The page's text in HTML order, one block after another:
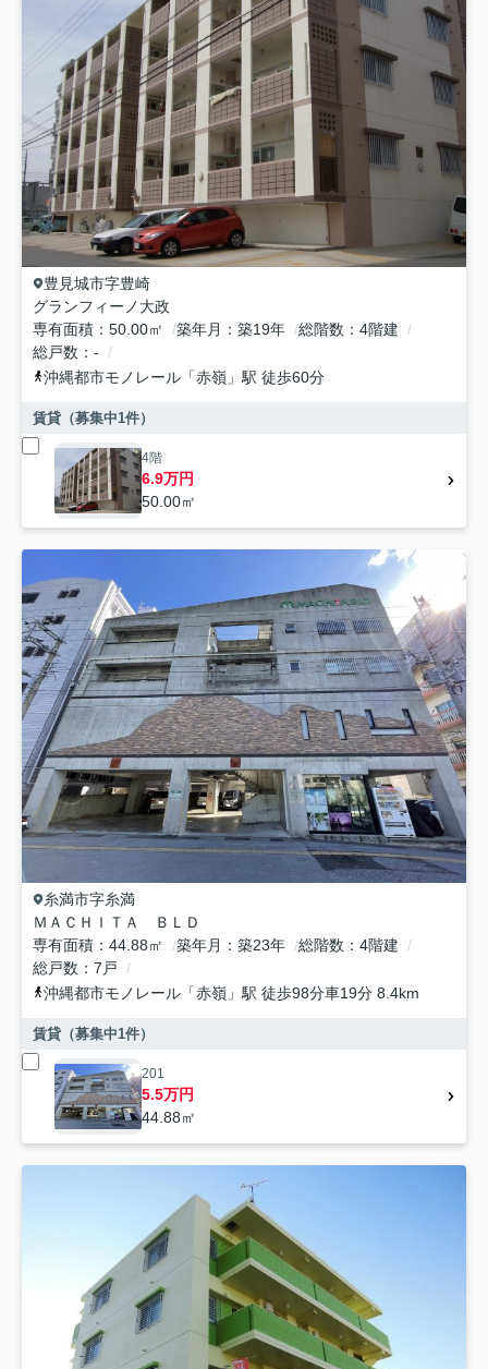
豊見城市字豊崎
グランフィーノ大政
専有面積
50.00㎡ 築年月 築19年 総階数
4階建
総戸数
-
沖縄都市モノレール 「赤嶺 」駅 徒歩60分
賃貸（募集中1件）
4階
6.9万円
50.00㎡
糸満市字糸満
ＭＡＣＨＩＴＡ ＢＬＤ
専有面積
44.88㎡ 築年月 築23年 総階数
4階建
総戸数
7戸
沖縄都市モノレール 「赤嶺 」駅 徒歩98分車19分 8.4km
賃貸（募集中1件）
201
5.5万円
44.88㎡